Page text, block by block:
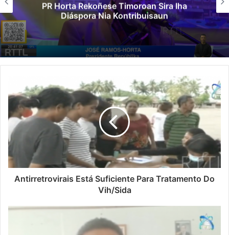
Governu Promete Tau Prioridade ba Setór
Minerais no Setór Produtivu
Antirretrovirais Está Suficiente Para Tratamento Do
Vih/Sida